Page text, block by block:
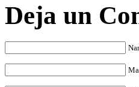
Deja un